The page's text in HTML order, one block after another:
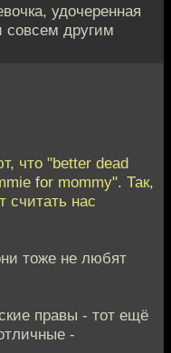
удочеренная
другим
что "better dead
for mommy". Так,
считать нас
тоже не любят
правы - тот ещё
-